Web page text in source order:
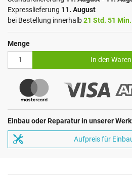
Expresslieferung 11. August
bei Bestellung innerhalb21 Std. 51 Min.
Menge
In den
Einbau oder Reparatur in unserer
Aufpreis für